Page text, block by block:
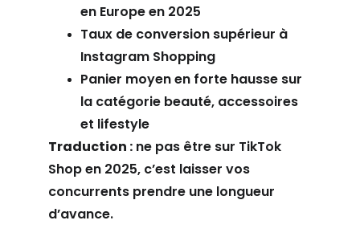
en Europe en 2025
Taux de conversion supérieur à
Instagram Shopping
Panier moyen en forte hausse sur
la catégorie beauté, accessoires
et lifestyle
Traduction : ne pas être sur TikTok
Shop en 2025, c’est laisser vos
concurrents prendre une longueur
d’avance.